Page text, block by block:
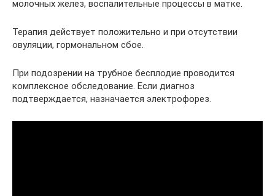
молочных желез, воспалительные процессы в матке.
Терапия действует положительно и при отсутствии
овуляции, гормональном сбое.
При подозрении на трубное бесплодие проводится
комплексное обследование. Если диагноз
подтверждается, назначается электрофорез.